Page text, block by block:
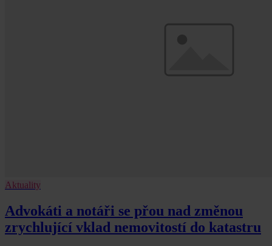
Aktuality
Advokáti a notáři se přou nad změnou
zrychlující vklad nemovitostí do katastru